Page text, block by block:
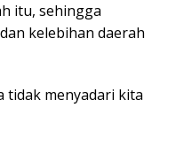
itu, sehingga
kelebihan daerah
tidak menyadari kita